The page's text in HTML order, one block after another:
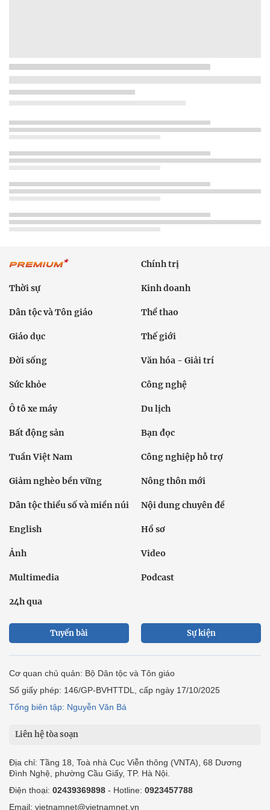
Chính trị
Thời sự Kinh doanh
Dân tộc và Tôn giáo Thể thao
Giáo dục Thế giới
Đời sống Văn hóa - Giải trí
Sức khỏe Công nghệ
Ô tô xe máy Du lịch
Bất động sản Bạn đọc
Tuần Việt Nam Công nghiệp hỗ trợ
Giảm nghèo bền vững Nông thôn mới
Dân tộc thiểu số và miền núi Nội dung chuyên đề
English Hồ sơ
Ảnh Video
Multimedia Podcast
24h qua
Tuyến bài Sự kiện
Cơ quan chủ quản: Bộ Dân tộc và Tôn giáo
Số giấy phép: 146/GP-BVHTTDL, cấp ngày 17/10/2025
Tổng biên tập: Nguyễn Văn Bá
Liên hệ tòa soạn
Địa chỉ: Tầng 18, Toà nhà Cục Viễn thông (VNTA), 68 Dương
Đình Nghệ, phường Cầu Giấy, TP. Hà Nội.
Điện thoại: 02439369898 - Hotline: 0923457788
Email: vietnamnet@vietnamnet.vn